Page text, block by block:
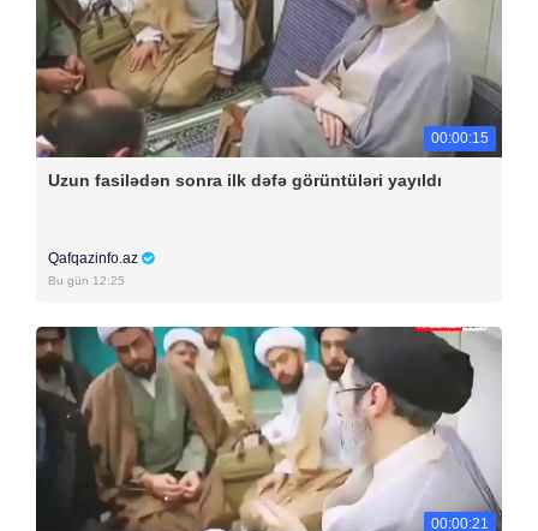
00:00:15
Uzun fasilədən sonra ilk dəfə görüntüləri yayıldı
Qafqazinfo.az
Bu gün 12:25
00:00:21